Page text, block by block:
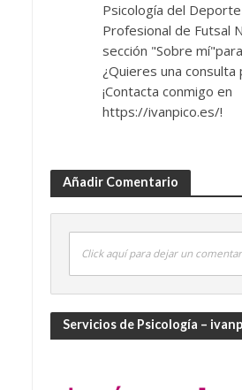
Psicología del
Profesional de Futsal
sección "Sobre
¿Quieres una consulta
¡Contacta conmigo en
https://ivanpico.es/!
Añadir Comentario
Click aquí para dejar un
Servicios de Psicología –